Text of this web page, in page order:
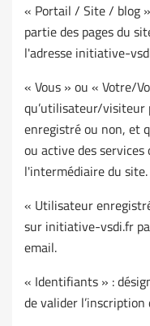
« Portail / Site / blog
partie des pages du
l'adresse initiative-
« Vous » ou « Votre/
qu’utilisateur/
enregistré ou non, et
ou active des
l'intermédiaire du site.
« Utilisateur
sur initiative-vsdi.fr
email.
« Identifiants » :
de valider